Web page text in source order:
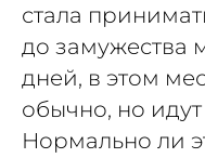
стала
до замужества
дней, в этом
обычно, но идут
Нормально ли